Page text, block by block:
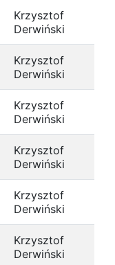
Krzysztof
Derwiński
Krzysztof
Derwiński
Krzysztof
Derwiński
Krzysztof
Derwiński
Krzysztof
Derwiński
Krzysztof
Derwiński